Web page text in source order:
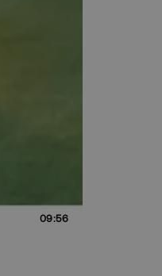
09:56